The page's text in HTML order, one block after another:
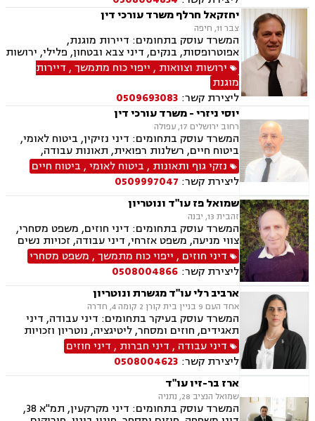
יחזקאל חרלף משרד עורכי דין
צבר 11, חיפה
המשרד עוסק בתחומים: דיירות מוגנת,
אפוטרופסות, בנקים, דיני צבא ובטחון, פלילי, ירושות
וצוואות, ליטיגציה, נדל"ן, דיני מקרקעין, עבירות מין,
פינוי מושכר, צווארון לבן, תאונות דרכים, תעבורה,
דיני עבודה, הסכמי ממון, משפט צבאי, עסקאות מכר
דירה, תאונות עבודה, מעמד אישי, חדלות פרעון
ירושות וצוואות , ייפוי כוח מתמשך, דיירות
מוגנת
ליצירת קשר: 0509693083
יוסי ניזרי - משרד עורכי דין
רחוב ירושלים 17, עפולה
המשרד עוסק בתחומים: דיני נזיקין, ביטוח לאומי,
ביטוח חיים, רשלנות רפואית, תאונות עבודה,
תאונות דרכים, תאונות ספורט, נכי צה"ל, רשלנות
רפואית- הריון ולידה, דיני ביטוח, דיני עבודה,
פשיטת רגל, דיני חוזים ומסחר, סדר דין אזרחי
וראיות, דיני מקרקעין, מגשרים, אבדן כושר עבודה ,
אחריות מקצועית, ירושות וצוואות, לשון הרע, משפט
אזרחי, משרד הביטחון, נזקי גוף, תביעות גזזת.
נזקי גוף ותאונות , ביטוח לאומי, ביטוח חיים
ליצירת קשר: 0509997047
שמואל פז עו"ד ונוטריון
זהבית 13, יבנה
המשרד עוסק בתחומים: דיני חוזים, משפט מסחרי,
צווי מניעה, משפט אזרחי, דיני עבודה, זכויות נשים
בהריון, תביעות ביטוח ונזקי רכוש, ביטוח סיעודי,
דיני פנסיה, מקרקעין ונדל"ן, תכנון ובניה, דיור מוגן,
ליקויי בניה, עזקאות מכר דירה, פינוי מושכר, רשות
מקרקעי ישראל, צווי הריסה, דיני משפחה, ידועים
בציבור, אפוטרופסות, הסכמי ממון, גירושין, חלוקת
רכוש, מעמד אישי, דיני חברות, הוצאה לפועל,
מחיקת רישום פלילי, תעבורה, פש"ר, חדלות פירעון,
לשון הרע, ירושות וצוואות, נוטריון, נוטריון אנגלית
דיני חוזים , ייפוי כוח מתמשך, משפט מסחרי
ליצירת קשר: 0508004866
ארביב רלי עו"ד מגשרת ונוטריון
אחד העם 9 בניין בית קורן 2 קומה 4, חדרה
המשרד עוסק בעיקר בתחומים: דיני עבודה, דיני
תאגידים, חוזים ומסחר, ליטיגציה, נוטריון וזכויות
נשים בהריון.
דיני עבודה , דיני חברות , דיני חוזים
ליצירת קשר: 0508004623
ארז בר-זיו עו"ד
שמואל הנציב 28, נתניה
המשרד עוסק בתחומים: דיני מקרקעין, תמ"א 38,